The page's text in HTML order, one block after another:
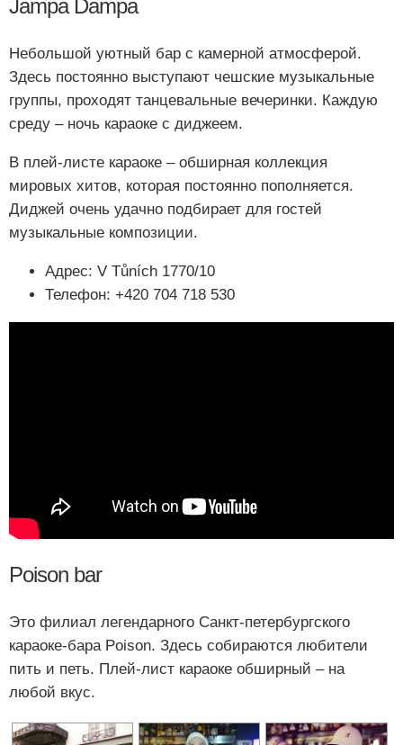
Jampa Dampa
Небольшой уютный бар с камерной атмосферой.
Здесь постоянно выступают чешские музыкальные
группы, проходят танцевальные вечеринки. Каждую
среду – ночь караоке с диджеем.
В плей-листе караоке – обширная коллекция
мировых хитов, которая постоянно пополняется.
Диджей очень удачно подбирает для гостей
музыкальные композиции.
Адрес: V Tůních 1770/10
Телефон: +420 704 718 530
Poison bar
Это филиал легендарного Санкт-петербургского
караоке-бара Poison. Здесь собираются любители
пить и петь. Плей-лист караоке обширный – на
любой вкус.